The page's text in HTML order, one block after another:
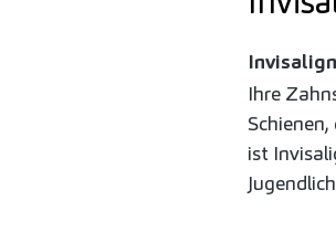
Invisalign
Ihre
ist